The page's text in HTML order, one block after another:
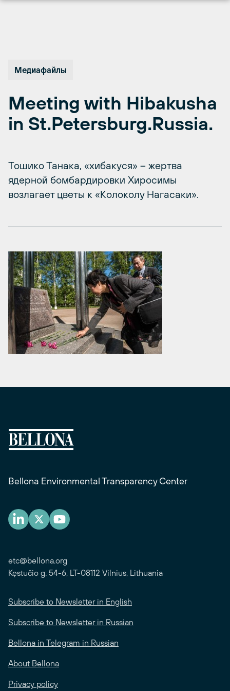
Медиафайлы
Meeting with Hibakusha
in St.Petersburg.Russia.
Тошико Танака, «хибакуся» – жертва
ядерной бомбардировки Хиросимы
возлагает цветы к «Колоколу Нагасаки».
Bellona Environmental Transparency Center
etc@bellona.org
Kęstučio g. 54-6, LT-08112 Vilnius, Lithuania
Subscribe to Newsletter in English
Subscribe to Newsletter in Russian
Bellona in Telegram in Russian
About Bellona
Privacy policy